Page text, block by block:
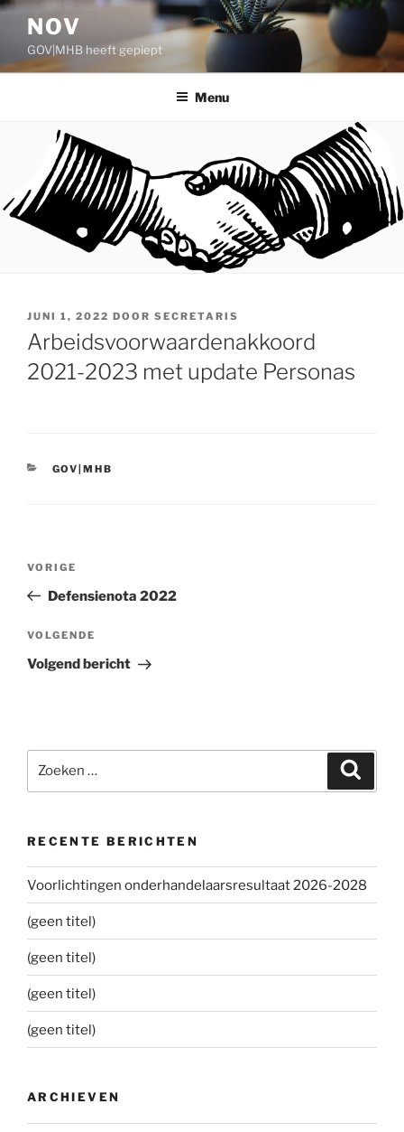
Ga
inhoud
NOV
GOV|MHB heeft gepiept
Menu
GEPLAATST
OP
JUNI 1, 2022 DOOR SECRETARIS
Arbeidsvoorwaardenakkoord
2021-2023 met update Personas
CATEGORIEËN
GOV|MHB
Bericht
Vorig
bericht
VORIGE
Defensienota 2022
Volgend
bericht
VOLGENDE
Volgend bericht
RECENTE BERICHTEN
Voorlichtingen onderhandelaarsresultaat 2026-2028
(geen titel)
(geen titel)
(geen titel)
(geen titel)
ARCHIEVEN